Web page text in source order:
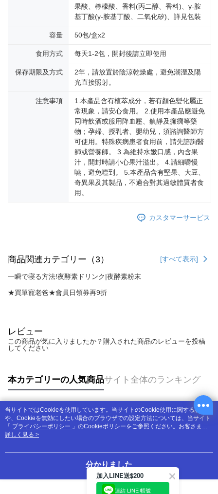
https://oppay.tw/userRule
三、利用規約「AFTEE代金後払い」（以下当サービスという）はネットプ
ロテクションズ（以下 AFTEE という）が提供し、AFTEEが代金を徴収し
の氏名、電話番号、受取人の氏名、電話番号、受取人住所を含むがこれに
す。AFTEEの個人情報の収集、処理、利用について、詳細はAFTEE公式ホ
ームページの『個人情報の収集、処理及び利用に関する声明』をご参照く
ださい（https://aftee.tw/privacypolicy/）。
AFTEEの初回ご利用の際に、審査を通過すれば、最高額がNT$10,000にな
納金が加算されます。未成年の利用者は、事前に法定代理人または後見人
の同意を得ればAFTEEをご利用いただけます。
個人情報の処理、利用について疑問がある、または関連する法律の権利を
行使したい場合は、ネットプロテクションズ cs_tw@netprotections.co.jp
にご連絡ください。上記に示した個人情報を、必要な購入注文書とあわせ
てAFTEEにご提供いただく、またはAFTEEにあなたの個人情報の収集、処
理、利用を許可することににご同意いただけない場合は、当サービスを選
配送毎にNT$100、NT$500以上で送料無料
配送毎にNT$150、NT$1,500以上で送料無料
果酸、檸檬酸、香料(丙二醇、香料)、γ-胺
基丁酸(γ-胺基丁酸、二氧化矽)、詳見包裝
容量 50包/盒x2
食用方式 每天1-2包，開封後請立即使用
保存期限及方式
2年，請放置於陰涼乾燥處，避免潮溼及陽
光直接照射。
注意事項
1.本產品含有植萃成分，若有顏色變化屬正
常現象，請安心食用。 2.使用本產品應避免
同時飲酒或服用降血壓、鎮靜及癲癇等藥
物；孕婦、授乳者、嬰幼兒，須諮詢醫師方
可使用。特殊疾病患者食用前，請先諮詢醫
師或營養師。 3.為維持水嫩口感，內含果
汁，開封時請小心果汁溢出。 4.請細嚼慢
嚥，避免噎到。 5.本產品含有堅果、大豆、
奇異果及其製品，不適合對其過敏體質者食
用。
カスタマーサービス
商品関連カテゴリー（3） [すべて表示]
一瞬で寝る方法!夜酵素ドリンク|夜酵素粉末
★買單寵老爸★會員日領券再9折
レビュー
この商品が気に入りましたか？購入された商品のレビューを投稿
してください
本カテゴリーの人気商品サイト全体のランキング
人気タグ
当サイトではCookieを使用しています。当サイトのCookie使用に関する詳細
や、Cookieを無効にしたい場合のブラウザでの設定方法については、当サイト
「 プライバシーポリシー 」のCookieポリシーをご参照ください。お客さま
が、当サイトを引き続き使用される場合、当社がサイト利用規約のCookieポリ
詳しく見る >
分かりました
加入LINE送$200
連結 LINE 帳號